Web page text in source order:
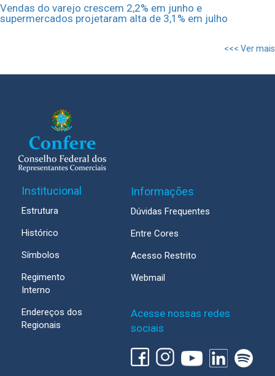
Vendas do varejo crescem 2,2% em junho e
supermercados projetaram alta de 3,1% em julho
<<< Ver mais
Institucional
Estrutura
Histórico
Símbolos
Regimento
Interno
Endereços dos
Regionais
Informações
Dúvidas Frequentes
Entre Cores
Acesso Restrito
Webmail
Acesse nossas redes
sociais